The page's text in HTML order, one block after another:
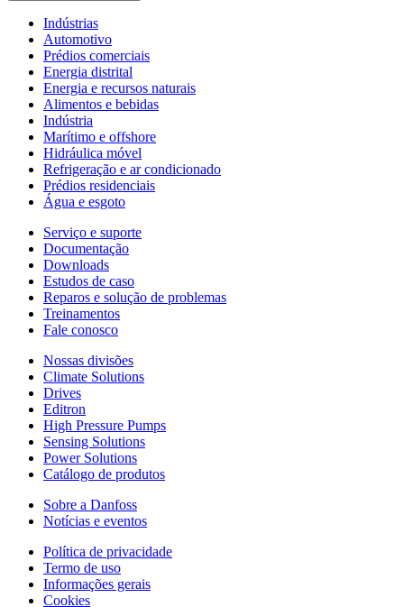
Indústrias
Automotivo
Prédios comerciais
Energia distrital
Energia e recursos naturais
Alimentos e bebidas
Indústria
Marítimo e offshore
Hidráulica móvel
Refrigeração e ar condicionado
Prédios residenciais
Água e esgoto
Serviço e suporte
Documentação
Downloads
Estudos de caso
Reparos e solução de problemas
Treinamentos
Fale conosco
Nossas divisões
Climate Solutions
Drives
Editron
High Pressure Pumps
Sensing Solutions
Power Solutions
Catálogo de produtos
Sobre a Danfoss
Notícias e eventos
Política de privacidade
Termo de uso
Informações gerais
Cookies